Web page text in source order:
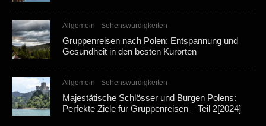
Allgemein Sehenswürdigkeiten
Gruppenreisen nach Polen: Entspannung und
Gesundheit in den besten Kurorten
Allgemein Sehenswürdigkeiten
Majestätische Schlösser und Burgen Polens:
Perfekte Ziele für Gruppenreisen – Teil 2[2024]